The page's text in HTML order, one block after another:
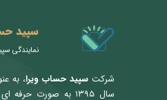
سپید
نمایندگی
شرکتسپید حساب ویرا، به
سال ۱۳۹۵ به صورت